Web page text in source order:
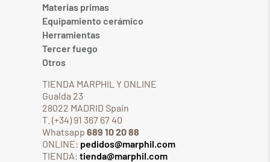
Materias primas
Equipamiento cerámico
Herramientas
Tercer fuego
Otros
TIENDA MARPHIL Y ONLINE
Gualda 23
28022 MADRID Spain
T. (+34) 91 367 67 40
Whatsapp 689 10 20 88
ONLINE: pedidos@marphil.com
TIENDA: tienda@marphil.com